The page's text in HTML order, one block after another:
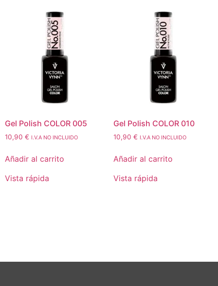
Gel Polish COLOR 005
10,90 € I.V.A NO INCLUIDO
Añadir al carrito
Vista rápida
Gel Polish COLOR 010
10,90 € I.V.A NO INCLUIDO
Añadir al carrito
Vista rápida